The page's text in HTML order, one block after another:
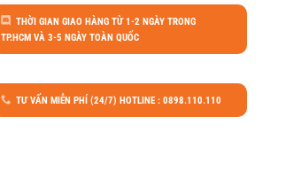
THỜI GIAN GIAO HÀNG TỪ 1-2 NGÀY TRONG
TP.HCM VÀ 3-5 NGÀY TOÀN QUỐC
TƯ VẤN MIỄN PHÍ (24/7) HOTLINE : 0898.110.110